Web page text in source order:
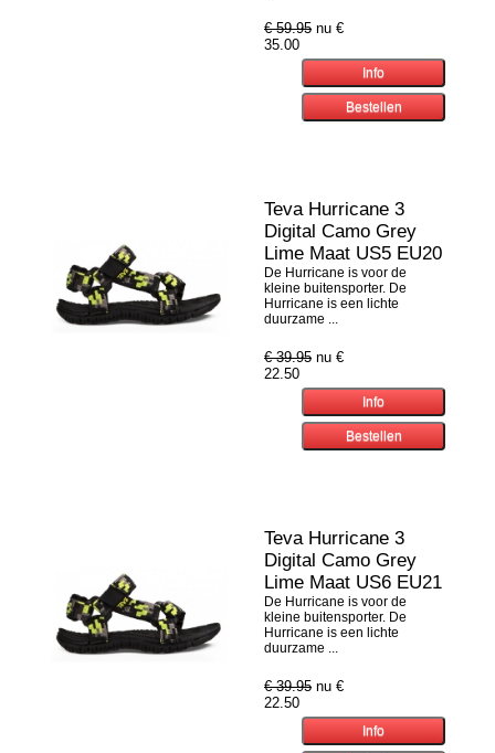
€ 59.95 nu €
35.00
Teva Hurricane 3
Digital Camo Grey
Lime Maat US5 EU20
De Hurricane is voor de
kleine buitensporter. De
Hurricane is een lichte
duurzame ...
€ 39.95 nu €
22.50
Teva Hurricane 3
Digital Camo Grey
Lime Maat US6 EU21
De Hurricane is voor de
kleine buitensporter. De
Hurricane is een lichte
duurzame ...
€ 39.95 nu €
22.50